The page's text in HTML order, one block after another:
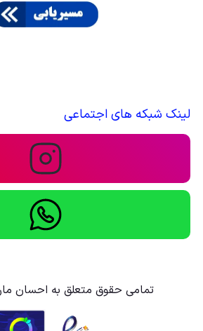
لینک شبکه های اجتماعی
تمامی حقوق متعلق به احسان